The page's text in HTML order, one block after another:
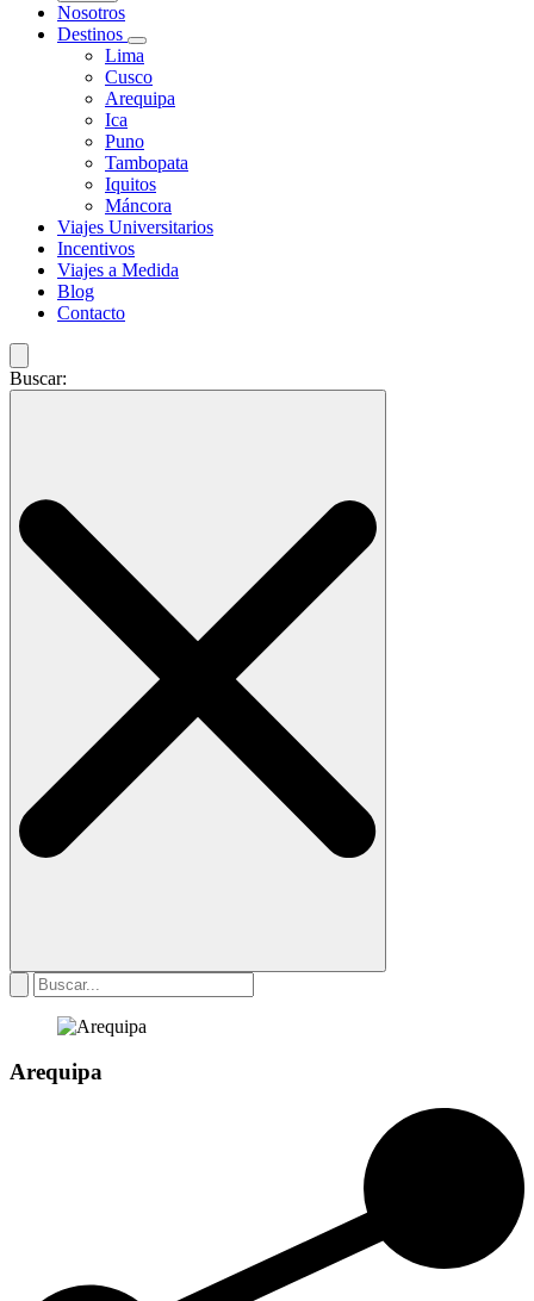
Nosotros
Destinos
Lima
Cusco
Arequipa
Ica
Puno
Tambopata
Iquitos
Máncora
Viajes Universitarios
Incentivos
Viajes a Medida
Blog
Contacto
Buscar:
Arequipa